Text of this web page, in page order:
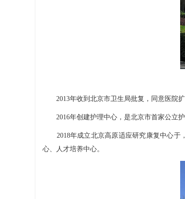
2013年收到北京市卫生局批复，同意医院扩
2016年创建护理中心，是北京市首家公立护
2018年成立北京高原适应研究康复中心于
心、人才培养中心。